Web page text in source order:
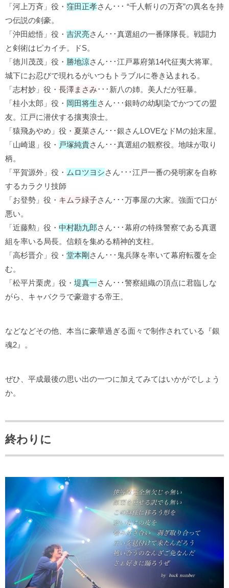
「河上万斉」役・ 窪田正孝さん･･･ “千人斬りの万斉”の異名を持
つ伝説の剣豪。
「沖田総悟」役・ 吉沢亮さん･･･真選組の一番隊隊長。戦闘力
と剣術はピカイチ。ドS。
「徳川茂茂」役・ 勝地涼さん･･･江戸幕府第14代征夷大将軍。
城下にお忍びで現れるがいつもトラブルに巻き込まれる。
「志村妙」役・ 長澤まさみ･･･新八の姉。美人だが狂暴。
「桂小太郎」役・ 岡田将生さん･･･銀時の幼馴染でかつての盟
友。江戸に潜伏する攘夷浪士。
「猿飛あやめ」役・ 夏菜さん･･･銀さんLOVEなドMの始末屋。
「山崎退」役・ 戸塚純貴さん･･･真選組の観察役。地味が取り
柄。
「平賀源外」役・ ムロツヨシさん･･･江戸一番の発明家を自称
するカラクリ技師
「お登勢」役・ キムラ緑子さん･･･万事屋の大家。強面で口が
悪い。
「近藤勲」役・ 中村勘九郎さん･･･幕府の特殊警察である真選
組を率いる局長。信頼を集める精神的支柱。
「高杉晋介」役・ 堂本剛 さん･･･鬼兵隊を率いて幕府転覆を企
む。
「松平片栗虎」役・ 堤真一さん･･･警察組織の頂点に君臨しな
がら、キャバクラで豪遊する帝王。
などなどその他、本当に豪華過ぎる面々で制作されている『銀
魂2』。
ぜひ、平成最後の思い出の一つに加えてみてはいかがでしょう
か。
終わりに